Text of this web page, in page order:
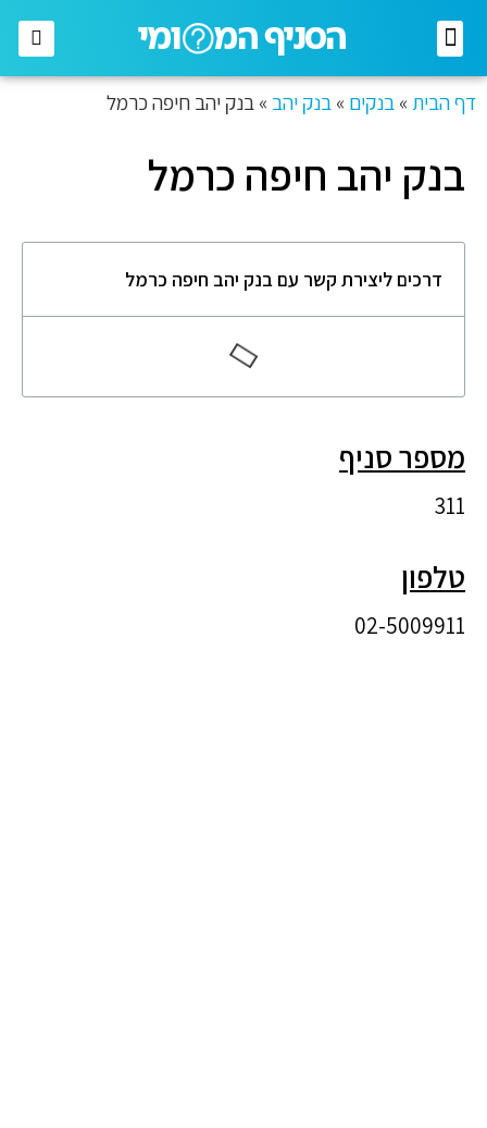
דף הבית » בנקים » בנק יהב » בנק יהב חיפה כרמל
בנק יהב חיפה כרמל
דרכים ליצירת קשר עם בנק יהב חיפה כרמל
מספר סניף
311
טלפון
02-5009911